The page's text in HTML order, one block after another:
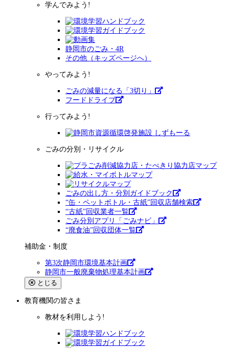
学んでみよう!
静岡市のごみ・4R
その他（キッズページへ）
やってみよう!
ごみの減量になる「3切り」
フードドライブ
行ってみよう!
ごみの分別・リサイクル
ごみの出し方・分別ガイドブック
“缶・ペットボトル・古紙”回収店舗検索
“古紙”回収業者一覧
ごみ分別アプリ「ごみナビ」
“廃食油”回収団体一覧
補助金・制度
第3次静岡市環境基本計画
静岡市一般廃棄物処理基本計画
とじる
教育機関の皆さま
教材を利用しよう!